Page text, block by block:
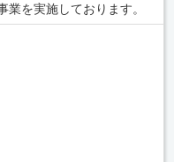
を実施しております。